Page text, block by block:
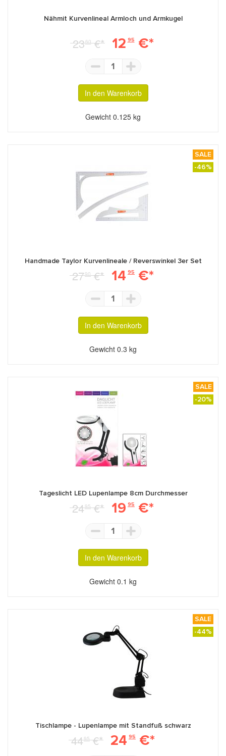
Nähmit Kurvenlineal Armloch und Armkugel
2360€* 12 95€*
1
In den Warenkorb
Gewicht 0.125 kg
SALE
-46%
Handmade Taylor Kurvenlineale / Reverswinkel 3er Set
2790€* 14 95 €*
1
In den Warenkorb
Gewicht 0.3 kg
SALE
-20%
Tageslicht LED Lupenlampe 8cm Durchmesser
2495€* 19 95 €*
1
In den Warenkorb
Gewicht 0.1 kg
SALE
-44%
Tischlampe - Lupenlampe mit Standfuß schwarz
4495€* 24 95 €*